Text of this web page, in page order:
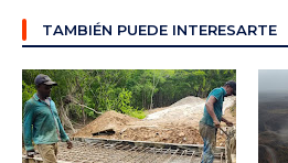
TAMBIÉN PUEDE INTERESARTE